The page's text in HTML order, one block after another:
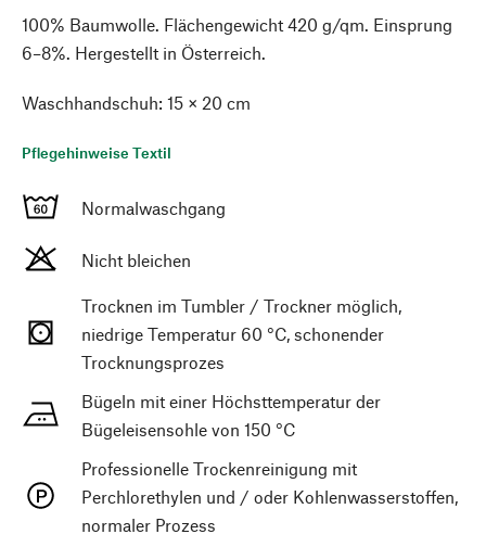
100% Baumwolle. Flächengewicht 420 g/qm. Einsprung
6–8%. Hergestellt in Österreich.
Waschhandschuh: 15 × 20 cm
Pflegehinweise Textil
Normalwaschgang
Nicht bleichen
Trocknen im Tumbler / Trockner möglich,
niedrige Temperatur 60 °C, schonender
Trocknungsprozes
Bügeln mit einer Höchsttemperatur der
Bügeleisensohle von 150 °C
Professionelle Trockenreinigung mit
Perchlorethylen und / oder Kohlenwasserstoffen,
normaler Prozess